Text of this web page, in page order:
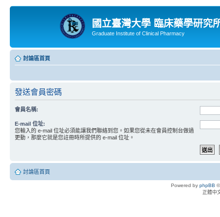
國立臺灣大學 臨床藥學研究
Graduate Institute of Clinical Pharmacy
討論區首頁
發送會員密碼
會員名稱:
E-mail 位址:
您輸入的 e-mail 位址必須能讓我們聯絡到您。如果您從未在會員控制台做過
更動，那麼它就是您註冊時所提供的 e-mail 位址。
討論區首頁
Powered by phpBB
正體中